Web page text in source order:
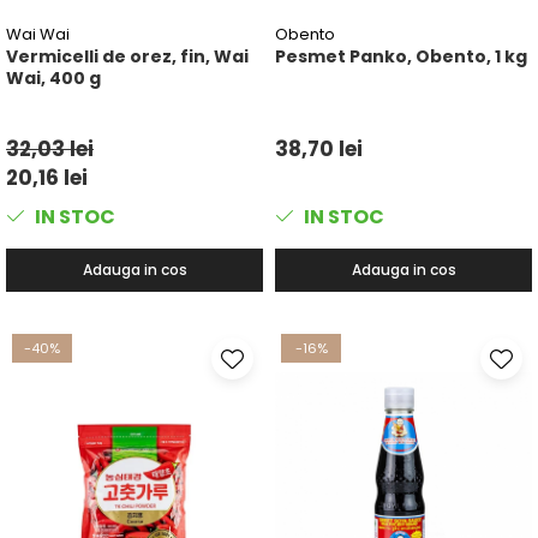
Wai Wai
Vermicelli de orez, fin, Wai
Wai, 400 g
32,03 lei
20,16 lei
IN STOC
Adauga in cos
Obento
Pesmet Panko, Obento, 1 kg
38,70 lei
IN STOC
Adauga in cos
-40% -16%